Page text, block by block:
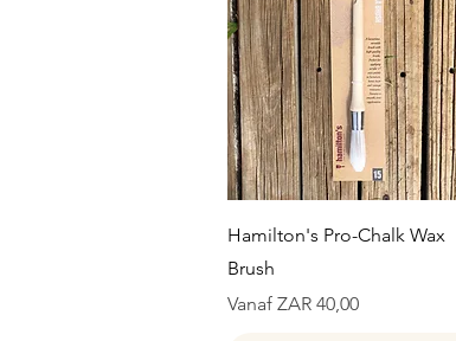
Snel overzicht
Hamilton's Pro-Chalk Wax
Brush
Vanaf ZAR 40,00
Verkoopprijs